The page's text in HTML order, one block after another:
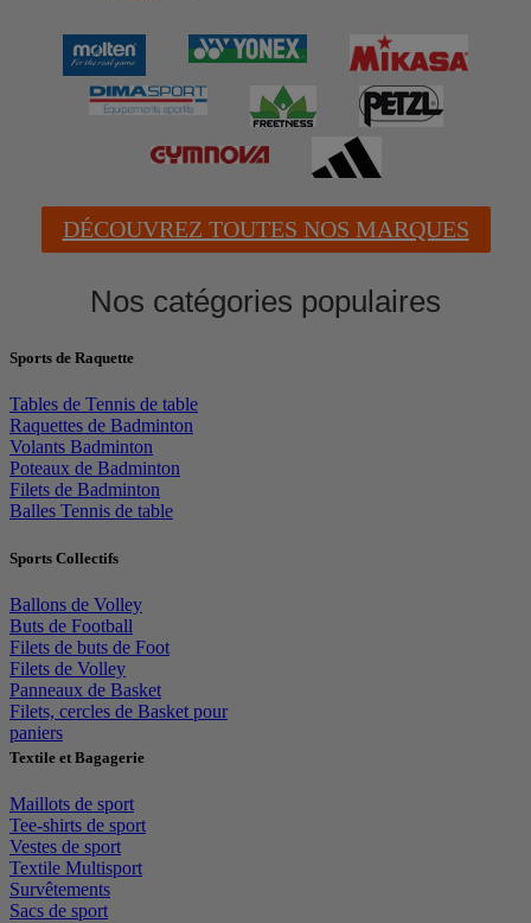
DÉCOUVREZ TOUTES NOS MARQUES
Nos catégories populaires
Sports de Raquette
Tables de Tennis de table
Raquettes de Badminton
Volants Badminton
Poteaux de Badminton
Filets de Badminton
Balles Tennis de table
Sports Collectifs
Ballons de Volley
Buts de Football
Filets de buts de Foot
Filets de Volley
Panneaux de Basket
Filets, cercles de Basket pour
paniers
Textile et Bagagerie
Maillots de sport
Tee-shirts de sport
Vestes de sport
Textile Multisport
Survêtements
Sacs de sport